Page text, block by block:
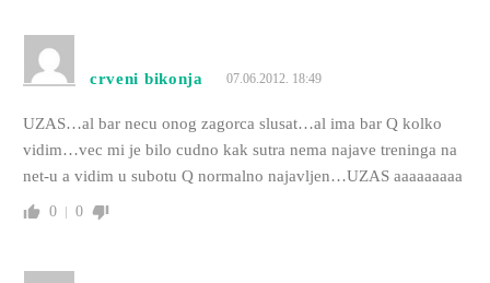
crveni bikonja 07.06.2012. 18:49
UZAS…al bar necu onog zagorca slusat…al ima bar Q kolko
vidim…vec mi je bilo cudno kak sutra nema najave treninga na
net-u a vidim u subotu Q normalno najavljen…UZAS aaaaaaaaa
0 0